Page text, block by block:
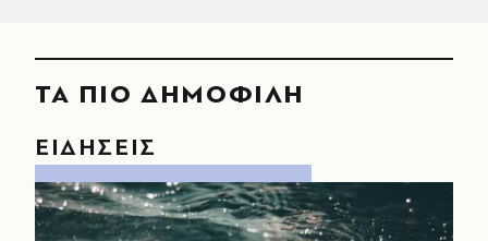
ΤΑ ΠΙΟ ΔΗΜΟΦΙΛΗ
ΕΙΔΗΣΕΙΣ